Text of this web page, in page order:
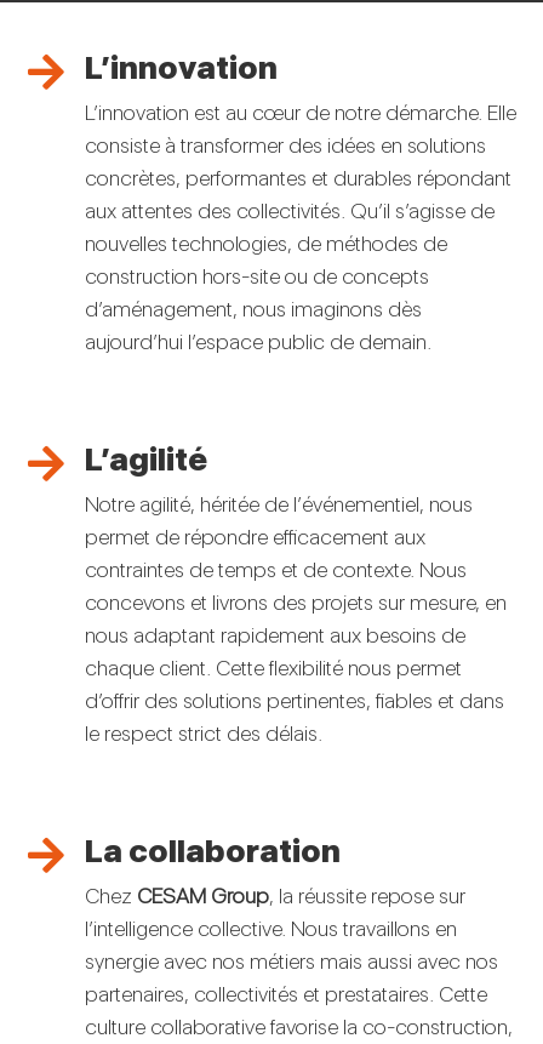
 L’innovation
L’innovation est au cœur de notre démarche. Elle
consiste à transformer des idées en solutions
concrètes, performantes et durables répondant
aux attentes des collectivités. Qu’il s’agisse de
nouvelles technologies, de méthodes de
construction hors-site ou de concepts
d’aménagement, nous imaginons dès
aujourd’hui l’espace public de demain.
 L’agilité
Notre agilité, héritée de l’événementiel, nous
permet de répondre efficacement aux
contraintes de temps et de contexte. Nous
concevons et livrons des projets sur mesure, en
nous adaptant rapidement aux besoins de
chaque client. Cette flexibilité nous permet
d’offrir des solutions pertinentes, fiables et dans
le respect strict des délais.
 La collaboration
Chez CESAM Group, la réussite repose sur
l’intelligence collective. Nous travaillons en
synergie avec nos métiers mais aussi avec nos
partenaires, collectivités et prestataires. Cette
culture collaborative favorise la co-construction,